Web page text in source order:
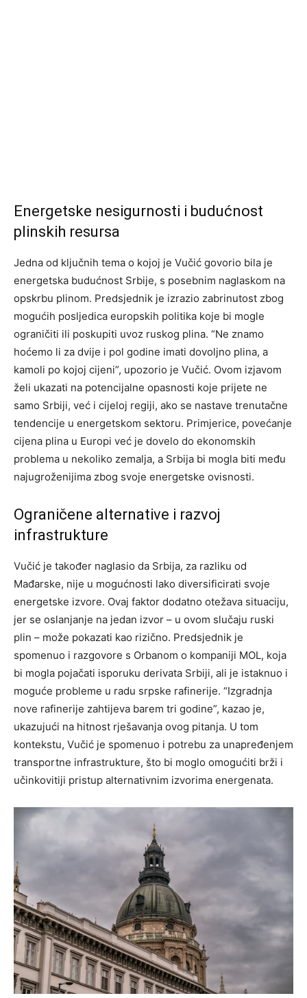
Energetske nesigurnosti i budućnost
plinskih resursa
Jedna od ključnih tema o kojoj je Vučić govorio bila je
energetska budućnost Srbije, s posebnim naglaskom na
opskrbu plinom. Predsjednik je izrazio zabrinutost zbog
mogućih posljedica europskih politika koje bi mogle
ograničiti ili poskupiti uvoz ruskog plina. “Ne znamo
hoćemo li za dvije i pol godine imati dovoljno plina, a
kamoli po kojoj cijeni”, upozorio je Vučić. Ovom izjavom
želi ukazati na potencijalne opasnosti koje prijete ne
samo Srbiji, već i cijeloj regiji, ako se nastave trenutačne
tendencije u energetskom sektoru. Primjerice, povećanje
cijena plina u Europi već je dovelo do ekonomskih
problema u nekoliko zemalja, a Srbija bi mogla biti među
najugroženijima zbog svoje energetske ovisnosti.
Ograničene alternative i razvoj
infrastrukture
Vučić je također naglasio da Srbija, za razliku od
Mađarske, nije u mogućnosti lako diversificirati svoje
energetske izvore. Ovaj faktor dodatno otežava situaciju,
jer se oslanjanje na jedan izvor – u ovom slučaju ruski
plin – može pokazati kao rizično. Predsjednik je
spomenuo i razgovore s Orbanom o kompaniji MOL, koja
bi mogla pojačati isporuku derivata Srbiji, ali je istaknuo i
moguće probleme u radu srpske rafinerije. “Izgradnja
nove rafinerije zahtijeva barem tri godine”, kazao je,
ukazujući na hitnost rješavanja ovog pitanja. U tom
kontekstu, Vučić je spomenuo i potrebu za unapređenjem
transportne infrastrukture, što bi moglo omogućiti brži i
učinkovitiji pristup alternativnim izvorima energenata.